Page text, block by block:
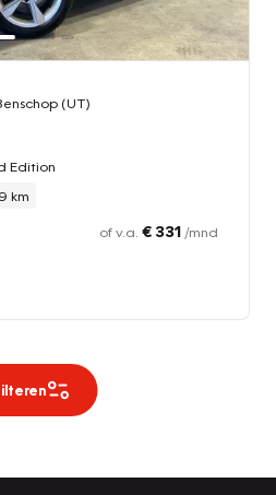
(UT)
Edition
km
of v.a. € 331 /mnd